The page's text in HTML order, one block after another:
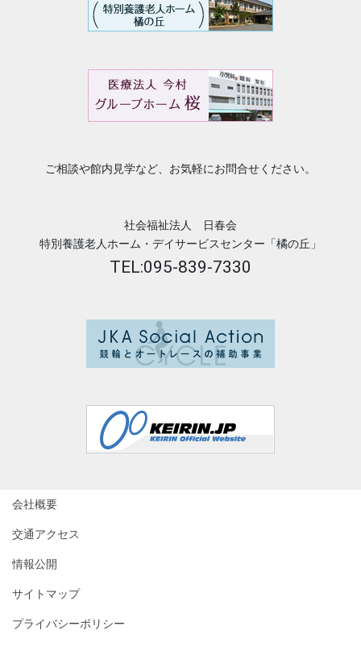
ご相談や館内見学など、お気軽にお問合せください。
社会福祉法人 日春会
特別養護老人ホーム・デイサービスセンター「橘の丘」
TEL:095-839-7330
会社概要
交通アクセス
情報公開
サイトマップ
プライバシーポリシー